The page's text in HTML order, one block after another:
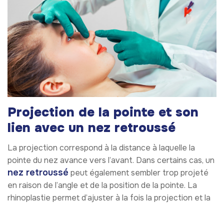
Projection de la pointe et son
lien avec un nez retroussé
La projection correspond à la distance à laquelle la
pointe du nez avance vers l’avant. Dans certains cas, un
nez retroussé peut également sembler trop projeté
en raison de l’angle et de la position de la pointe. La
rhinoplastie permet d’ajuster à la fois la projection et la